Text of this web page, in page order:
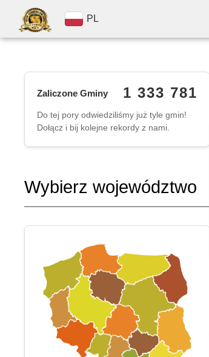
PL
Zaliczone Gminy 1 333 781
Do tej pory odwiedziliśmy już tyle gmin!
Dołącz i bij kolejne rekordy z nami.
Wybierz województwo